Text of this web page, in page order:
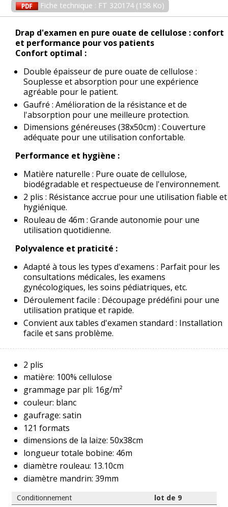
Fiche technique : FT 320174 (158 Ko)
Drap d'examen en pure ouate de cellulose : confort
et performance pour vos patients
Confort optimal :
Double épaisseur de pure ouate de cellulose :
Souplesse et absorption pour une expérience
agréable pour le patient.
Gaufré : Amélioration de la résistance et de
l'absorption pour une meilleure protection.
Dimensions généreuses (38x50cm) : Couverture
adéquate pour une utilisation confortable.
Performance et hygiène :
Matière naturelle : Pure ouate de cellulose,
biodégradable et respectueuse de l'environnement.
2 plis : Résistance accrue pour une utilisation fiable et
hygiénique.
Rouleau de 46m : Grande autonomie pour une
utilisation quotidienne.
Polyvalence et praticité :
Adapté à tous les types d'examens : Parfait pour les
consultations médicales, les examens
gynécologiques, les soins pédiatriques, etc.
Déroulement facile : Découpage prédéfini pour une
utilisation pratique et rapide.
Convient aux tables d'examen standard : Installation
facile et sans problème.
2 plis
matière: 100% cellulose
grammage par pli: 16g/m²
couleur: blanc
gaufrage: satin
121 formats
dimensions de la laize: 50x38cm
longueur totale bobine: 46m
diamètre rouleau: 13.10cm
diamètre mandrin: 39mm
Conditionnement
lot de 9